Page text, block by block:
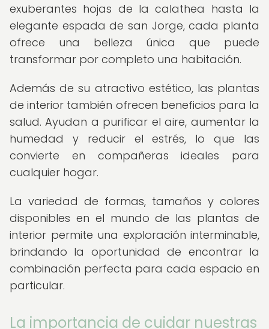
exuberantes hojas de la calathea hasta la
elegante espada de san Jorge, cada planta
ofrece una belleza única que puede
transformar por completo una habitación.
Además de su atractivo estético, las plantas
de interior también ofrecen beneficios para la
salud. Ayudan a purificar el aire, aumentar la
humedad y reducir el estrés, lo que las
convierte en compañeras ideales para
cualquier hogar.
La variedad de formas, tamaños y colores
disponibles en el mundo de las plantas de
interior permite una exploración interminable,
brindando la oportunidad de encontrar la
combinación perfecta para cada espacio en
particular.
La importancia de cuidar nuestras